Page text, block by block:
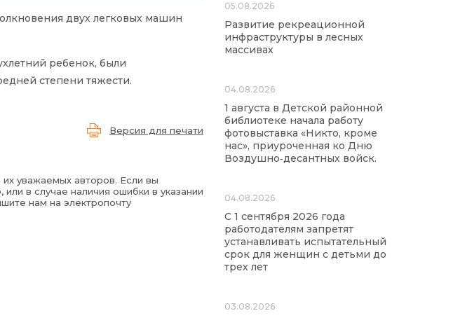
двух легковых машин
ребенок, были
степени тяжести.
Версия для печати
уважаемых авторов. Если вы
в случае наличия ошибки в указании
нам на электропочту
05.08.2026
Развитие рекреационной
инфраструктуры в лесных
массивах
04.08.2026
1 августа в Детской районной
библиотеке начала работу
фотовыставка «Никто, кроме
нас», приуроченная ко Дню
Воздушно‑десантных войск.
04.08.2026
С 1 сентября 2026 года
работодателям запретят
устанавливать испытательный
срок для женщин с детьми до
трех лет
03.08.2026